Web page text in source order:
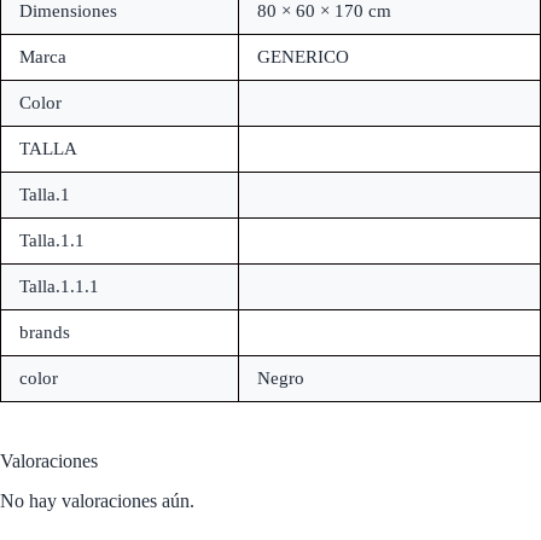
Dimensiones 80 × 60 × 170 cm
Marca GENERICO
Color
TALLA
Talla.1
Talla.1.1
Talla.1.1.1
brands
color Negro
Valoraciones
No hay valoraciones aún.